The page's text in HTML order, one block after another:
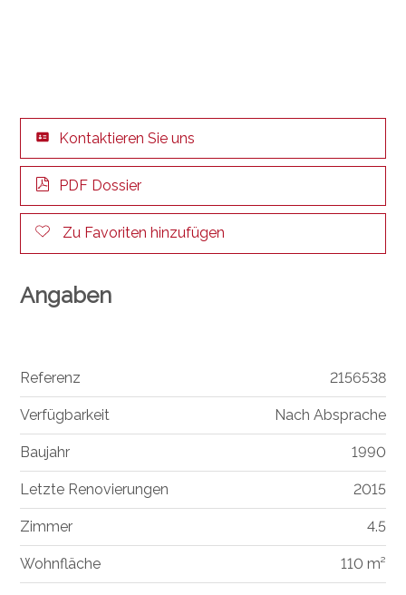
Kontaktieren Sie uns
PDF Dossier
Zu Favoriten hinzufügen
Angaben
Referenz 2156538
Verfügbarkeit Nach Absprache
Baujahr 1990
Letzte Renovierungen 2015
Zimmer 4.5
Wohnfläche 110 m²